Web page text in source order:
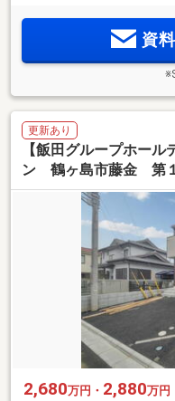
資
更新あり
【飯田グループホー
ン 鶴ヶ島市藤金 第
2,680万円・ 2,880万円